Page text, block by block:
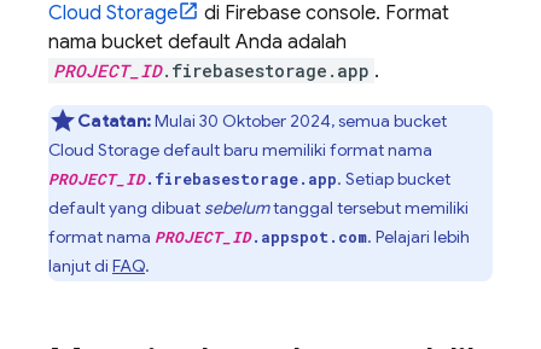
Cloud Storage
di Firebase console. Format
nama bucket default Anda adalah
PROJECT_ID.firebasestorage.app .
Catatan:Mulai 30 Oktober 2024, semua bucket
Cloud Storagedefault baru memiliki format nama
PROJECT_ID.firebasestorage.app. Setiap bucket
default yang dibuat sebelumtanggal tersebut memiliki
format nama PROJECT_ID.appspot.com. Pelajari lebih
lanjut di FAQ.